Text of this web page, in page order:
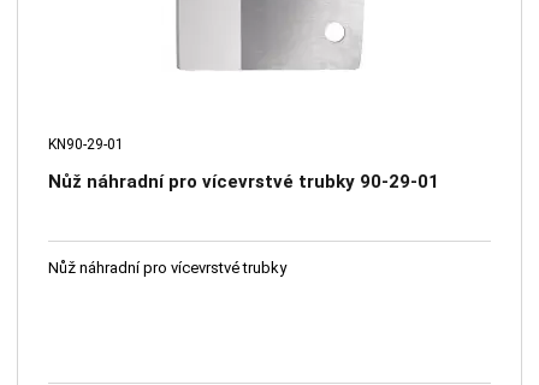
KN90-29-01
Nůž náhradní pro vícevrstvé trubky 90-29-01
Nůž náhradní pro vícevrstvé trubky